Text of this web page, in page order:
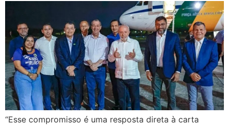
“Esse compromisso é uma resposta direta à carta